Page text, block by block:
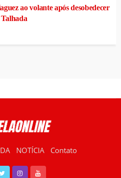
ao volante após desobedecer
NOTÍCIA Contato